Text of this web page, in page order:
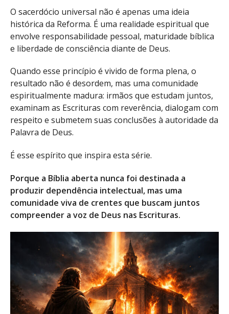
O sacerdócio universal não é apenas uma ideia
histórica da Reforma. É uma realidade espiritual que
envolve responsabilidade pessoal, maturidade bíblica
e liberdade de consciência diante de Deus.
Quando esse princípio é vivido de forma plena, o
resultado não é desordem, mas uma comunidade
espiritualmente madura: irmãos que estudam juntos,
examinam as Escrituras com reverência, dialogam com
respeito e submetem suas conclusões à autoridade da
Palavra de Deus.
É esse espírito que inspira esta série.
Porque a Bíblia aberta nunca foi destinada a
produzir dependência intelectual, mas uma
comunidade viva de crentes que buscam juntos
compreender a voz de Deus nas Escrituras.